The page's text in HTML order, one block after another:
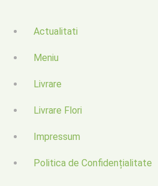
Actualitati
Meniu
Livrare
Livrare Flori
Impressum
Politica de Confidențialitate